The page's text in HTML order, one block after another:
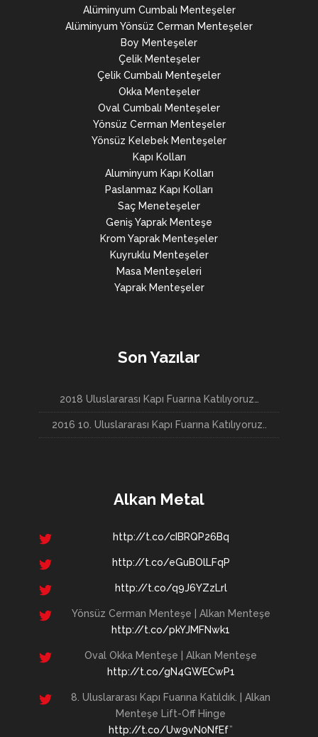
Alüminyum Cumbalı Menteşeler
Alüminyum Yönsüz Cerman Menteşeler
Boy Menteşeler
Çelik Menteşeler
Çelik Cumbalı Menteşeler
Okka Menteşeler
Oval Cumbalı Menteşeler
Yönsüz Cerman Menteşeler
Yönsüz Kelebek Menteşeler
Kapı Kolları
Aluminyum Kapı Kolları
Paslanmaz Kapı Kolları
Saç Meneteşeler
Geniş Yaprak Menteşe
Krom Yaprak Menteşeler
Kuyruklu Menteşeler
Masa Menteşeleri
Yaprak Menteşeler
Son Yazılar
2018 Uluslararası Kapı Fuarına Katılıyoruz…
2016 10. Uluslararası Kapı Fuarına Katılıyoruz..
Alkan Metal
http://t.co/cIBRQP26Bq
http://t.co/eGuBOlLFqP
http://t.co/q9J6YZzLrl
Yönsüz Cerman Menteşe | Alkan Menteşe
http://t.co/pkYJMFNwk1
Oval Okka Menteşe | Alkan Menteşe
http://t.co/gN4GWECwP1
8. Uluslararası Kapı Fuarına Katıldık. | Alkan
Menteşe Lift-Off Hinge
http://t.co/Uw9vN0NfEf”